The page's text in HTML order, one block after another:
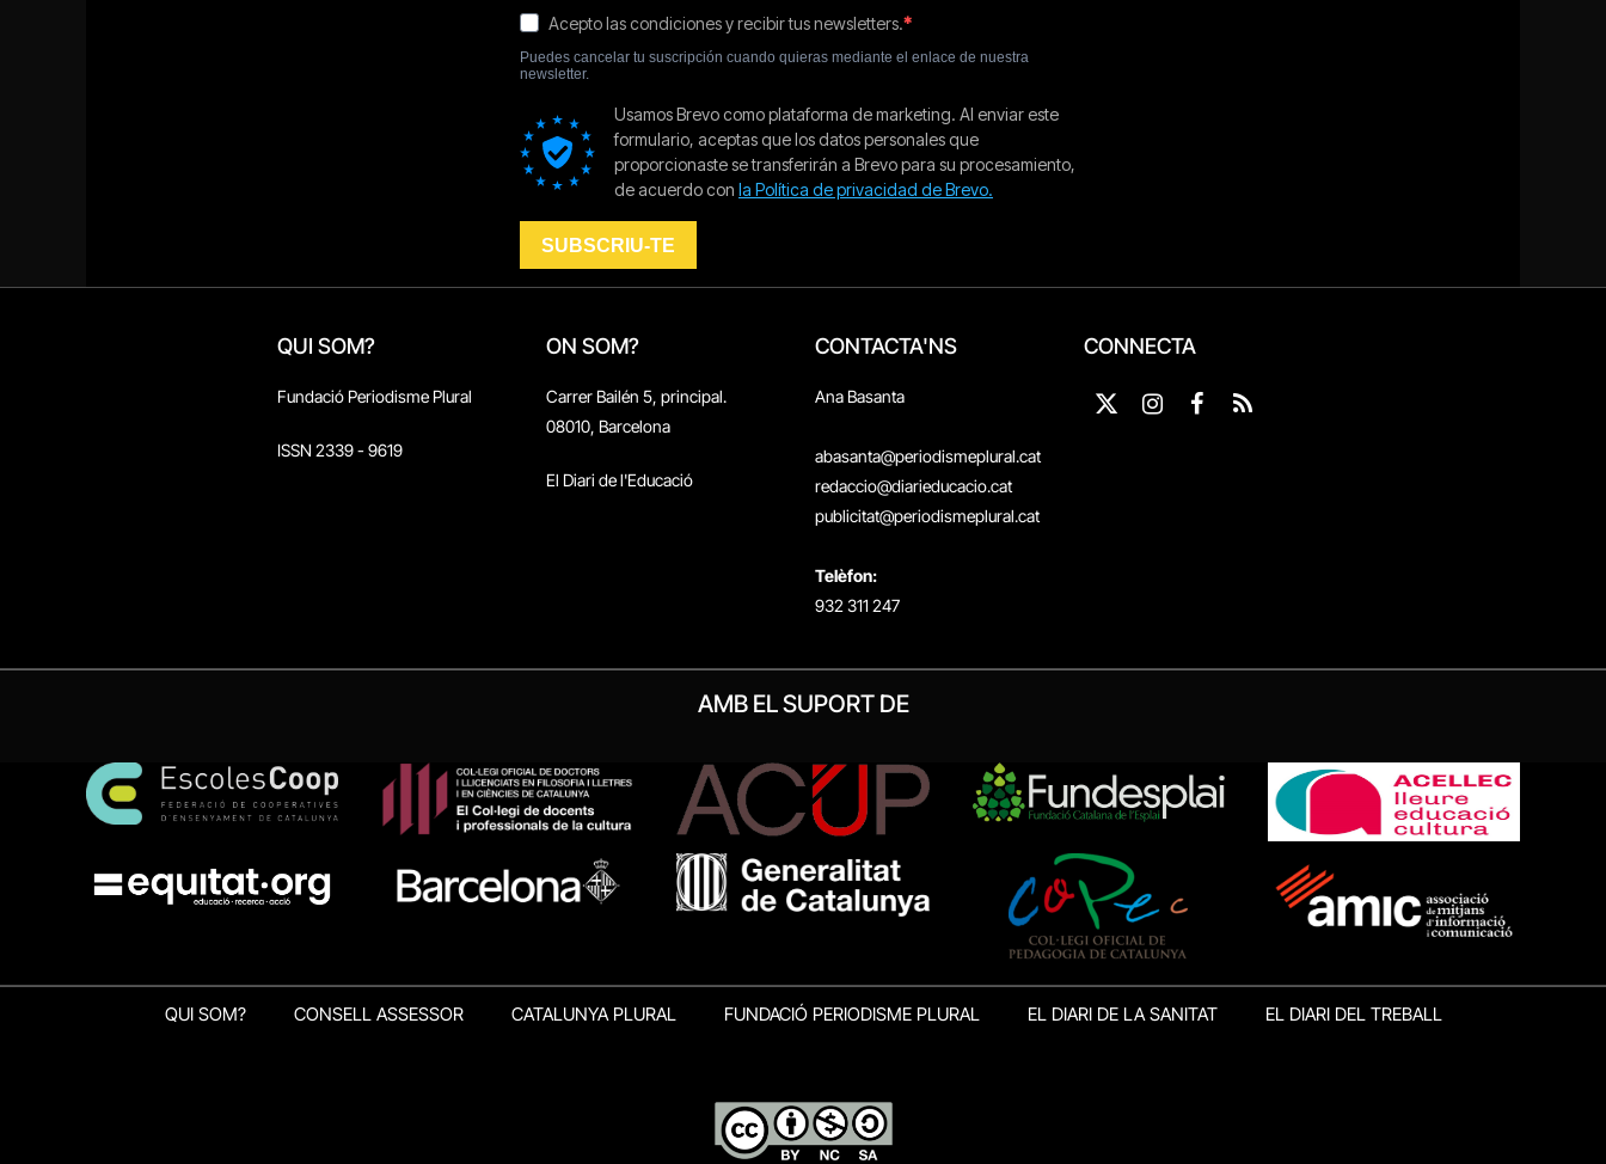
QUI SOM?
Fundació Periodisme Plural
ISSN 2339 - 9619
ON SOM?
Carrer Bailén 5, principal.
08010, Barcelona
El Diari de l'Educació
CONTACTA'NS
Ana Basanta
abasanta@periodismeplural.cat
redaccio@diarieducacio.cat
publicitat@periodismeplural.cat
Telèfon:
932 311 247
CONNECTA
X
Instagram
Facebook
RSS
AMB EL SUPORT DE
QUI SOM? CONSELL ASSESSOR CATALUNYA PLURAL FUNDACIÓ PERIODISME PLURAL EL DIARI DE LA SANITAT EL DIARI DEL TREBALL